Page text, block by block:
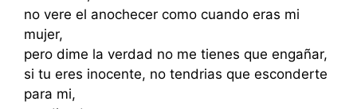
no vere el anochecer como cuando eras mi
mujer,
pero dime la verdad no me tienes que engañar,
si tu eres inocente, no tendrias que esconderte
para mi,